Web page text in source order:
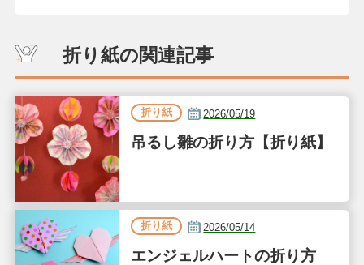
折り紙の関連記事
折り紙 2026/05/19
吊るし雛の折り方【折り紙】
折り紙 2026/05/14
エンジェルハートの折り方